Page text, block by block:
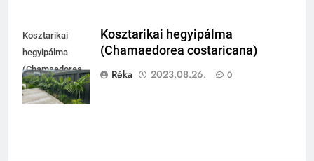
Kosztarikai
hegyipálma
(Chamaedorea
costaricana)
Kosztarikai hegyipálma
(Chamaedorea costaricana)
Réka
2023.08.26. 0